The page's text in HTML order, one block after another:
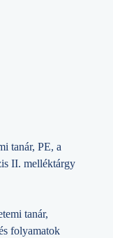
tanár, PE, a
II. melléktárgy
tanár,
folyamatok